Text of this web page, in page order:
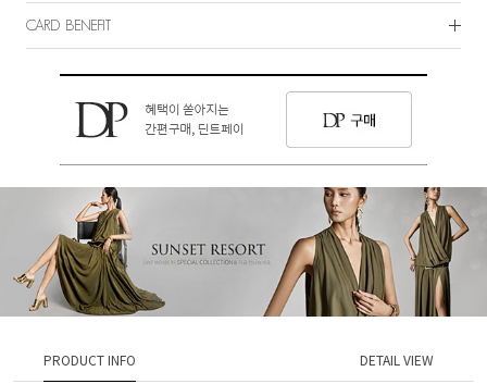
CARD BENEFIT
PRODUCT INFO DETAIL VIEW